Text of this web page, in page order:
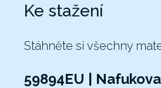
Ke stažení
Stáhněte si všechny
59894EU |